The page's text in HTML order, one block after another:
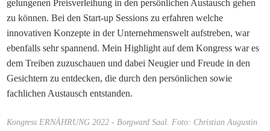
gelungenen Preisverleihung in den persönlichen Austausch gehen
zu können. Bei den Start-up Sessions zu erfahren welche
innovativen Konzepte in der Unternehmenswelt aufstreben, war
ebenfalls sehr spannend. Mein Highlight auf dem Kongress war es
dem Treiben zuzuschauen und dabei Neugier und Freude in den
Gesichtern zu entdecken, die durch den persönlichen sowie
fachlichen Austausch entstanden.
Kongress ERNÄHRUNG 2022 - Borgward Saal. Foto: Christian Augustin